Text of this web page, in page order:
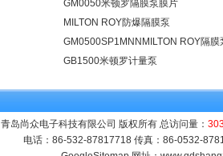
GM0050米顿罗隔膜泵膜片
MILTON ROY防爆隔膜泵
GM0500SP1MNNMILTON ROY隔膜
GB1500米顿罗计量泵
青岛尚众电子科技有限公司 版权所有 总访问量：
电话：86-532-87817718 传真：86-0532-